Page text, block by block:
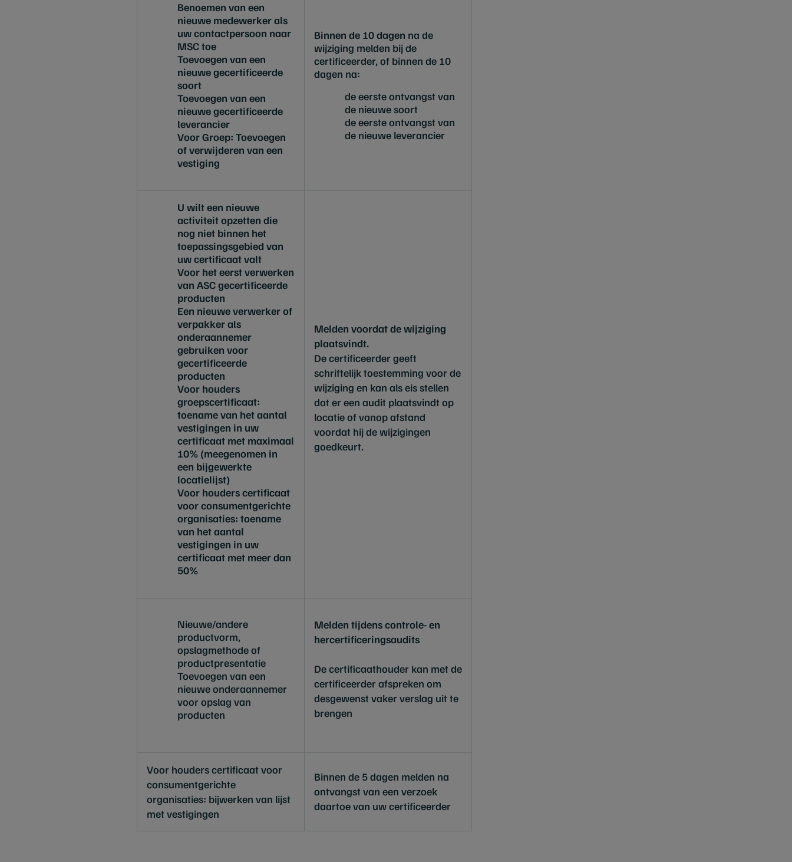
Benoemen van een
nieuwe medewerker als
uw contactpersoon naar
MSC toe
Toevoegen van een
nieuwe gecertificeerde
soort
Toevoegen van een
nieuwe gecertificeerde
leverancier
Voor Groep: Toevoegen
of verwijderen van een
vestiging
Binnen de 10 dagen na de
wijziging melden bij de
certificeerder, of binnen de 10
dagen na:
de eerste ontvangst van
de nieuwe soort
de eerste ontvangst van
de nieuwe leverancier
U wilt een nieuwe
activiteit opzetten die
nog niet binnen het
toepassingsgebied van
uw certificaat valt
Voor het eerst verwerken
van ASC gecertificeerde
producten
Een nieuwe verwerker of
verpakker als
onderaannemer
gebruiken voor
gecertificeerde
producten
Voor houders
groepscertificaat:
toename van het aantal
vestigingen in uw
certificaat met maximaal
10% (meegenomen in
een bijgewerkte
locatielijst)
Voor houders certificaat
voor consumentgerichte
organisaties: toename
van het aantal
vestigingen in uw
certificaat met meer dan
50%
Melden voordat de wijziging
plaatsvindt.
De certificeerder geeft
schriftelijk toestemming voor de
wijziging en kan als eis stellen
dat er een audit plaatsvindt op
locatie of vanop afstand
voordat hij de wijzigingen
goedkeurt.
Nieuwe/andere
productvorm,
opslagmethode of
productpresentatie
Toevoegen van een
nieuwe onderaannemer
voor opslag van
producten
Melden tijdens controle- en
hercertificeringsaudits
De certificaathouder kan met de
certificeerder afspreken om
desgewenst vaker verslag uit te
brengen
Voor houders certificaat voor
consumentgerichte
organisaties: bijwerken van lijst
met vestigingen
Binnen de 5 dagen melden na
ontvangst van een verzoek
daartoe van uw certificeerder